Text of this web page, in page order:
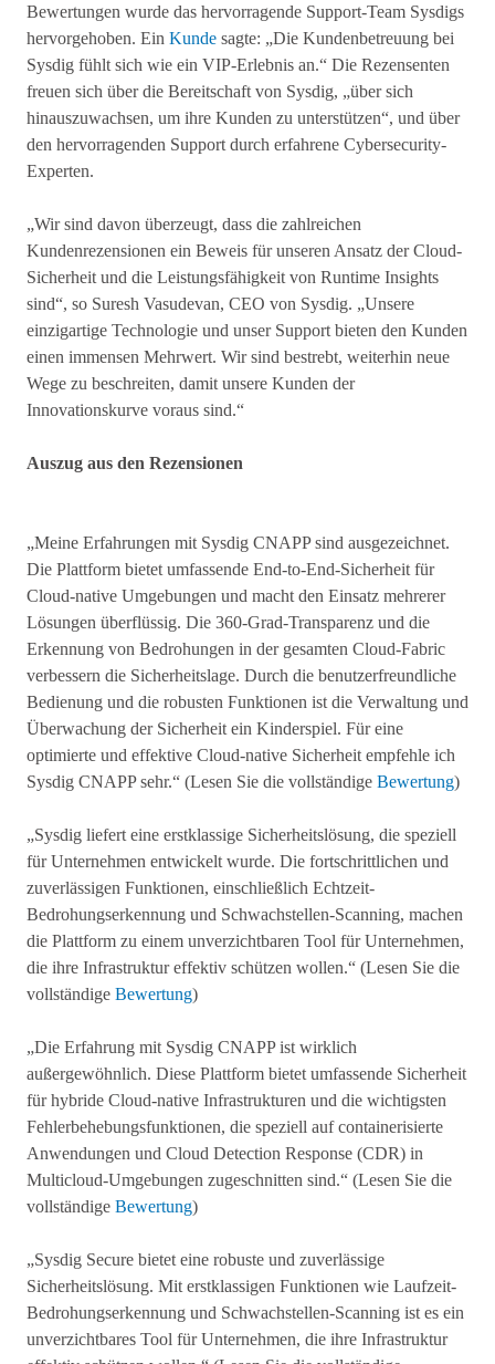
Bewertungen wurde das hervorragende Support-Team Sysdigs
hervorgehoben. Ein Kunde sagte: „Die Kundenbetreuung bei
Sysdig fühlt sich wie ein VIP-Erlebnis an.“ Die Rezensenten
freuen sich über die Bereitschaft von Sysdig, „über sich
hinauszuwachsen, um ihre Kunden zu unterstützen“, und über
den hervorragenden Support durch erfahrene Cybersecurity-
Experten.
„Wir sind davon überzeugt, dass die zahlreichen
Kundenrezensionen ein Beweis für unseren Ansatz der Cloud-
Sicherheit und die Leistungsfähigkeit von Runtime Insights
sind“, so Suresh Vasudevan, CEO von Sysdig. „Unsere
einzigartige Technologie und unser Support bieten den Kunden
einen immensen Mehrwert. Wir sind bestrebt, weiterhin neue
Wege zu beschreiten, damit unsere Kunden der
Innovationskurve voraus sind.“
Auszug aus den Rezensionen
„Meine Erfahrungen mit Sysdig CNAPP sind ausgezeichnet.
Die Plattform bietet umfassende End-to-End-Sicherheit für
Cloud-native Umgebungen und macht den Einsatz mehrerer
Lösungen überflüssig. Die 360-Grad-Transparenz und die
Erkennung von Bedrohungen in der gesamten Cloud-Fabric
verbessern die Sicherheitslage. Durch die benutzerfreundliche
Bedienung und die robusten Funktionen ist die Verwaltung und
Überwachung der Sicherheit ein Kinderspiel. Für eine
optimierte und effektive Cloud-native Sicherheit empfehle ich
Sysdig CNAPP sehr.“ (Lesen Sie die vollständige Bewertung)
„Sysdig liefert eine erstklassige Sicherheitslösung, die speziell
für Unternehmen entwickelt wurde. Die fortschrittlichen und
zuverlässigen Funktionen, einschließlich Echtzeit-
Bedrohungserkennung und Schwachstellen-Scanning, machen
die Plattform zu einem unverzichtbaren Tool für Unternehmen,
die ihre Infrastruktur effektiv schützen wollen.“ (Lesen Sie die
vollständige Bewertung)
„Die Erfahrung mit Sysdig CNAPP ist wirklich
außergewöhnlich. Diese Plattform bietet umfassende Sicherheit
für hybride Cloud-native Infrastrukturen und die wichtigsten
Fehlerbehebungsfunktionen, die speziell auf containerisierte
Anwendungen und Cloud Detection Response (CDR) in
Multicloud-Umgebungen zugeschnitten sind.“ (Lesen Sie die
vollständige Bewertung)
„Sysdig Secure bietet eine robuste und zuverlässige
Sicherheitslösung. Mit erstklassigen Funktionen wie Laufzeit-
Bedrohungserkennung und Schwachstellen-Scanning ist es ein
unverzichtbares Tool für Unternehmen, die ihre Infrastruktur